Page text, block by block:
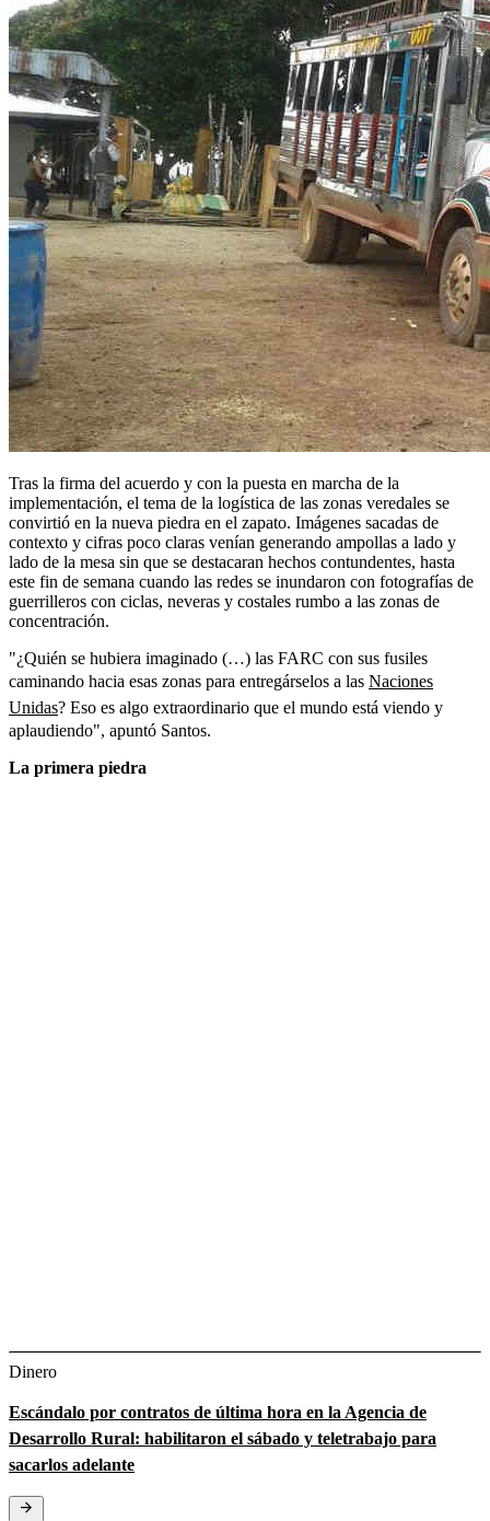
Tras la firma del acuerdo y con la puesta en marcha de la
implementación, el tema de la logística de las zonas veredales se
convirtió en la nueva piedra en el zapato. Imágenes sacadas de
contexto y cifras poco claras venían generando ampollas a lado y
lado de la mesa sin que se destacaran hechos contundentes, hasta
este fin de semana cuando las redes se inundaron con fotografías de
guerrilleros con ciclas, neveras y costales rumbo a las zonas de
concentración.
"¿Quién se hubiera imaginado (…) las FARC con sus fusiles
caminando hacia esas zonas para entregárselos a las Naciones
Unidas? Eso es algo extraordinario que el mundo está viendo y
aplaudiendo", apuntó Santos.
La primera piedra
Dinero
Escándalo por contratos de última hora en la Agencia de
Desarrollo Rural: habilitaron el sábado y teletrabajo para
sacarlos adelante